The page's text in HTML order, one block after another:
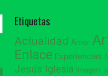
Etiquetas
Actualidad Amor
Enlace Experiencias
Jesús Iglesia Imagen